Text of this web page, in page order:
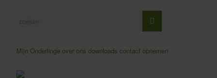
Mijn Onderlinge over ons downloads contact opnemen